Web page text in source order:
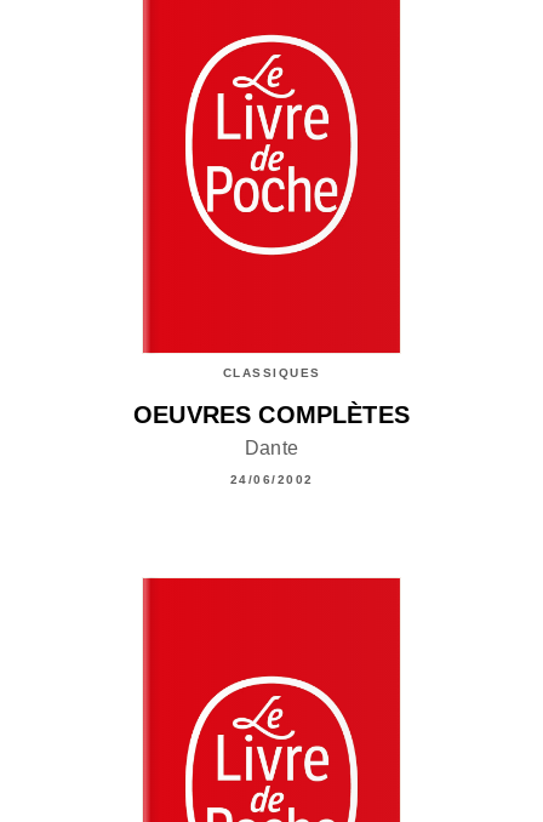
CLASSIQUES
OEUVRES COMPLÈTES
Dante
24/06/2002